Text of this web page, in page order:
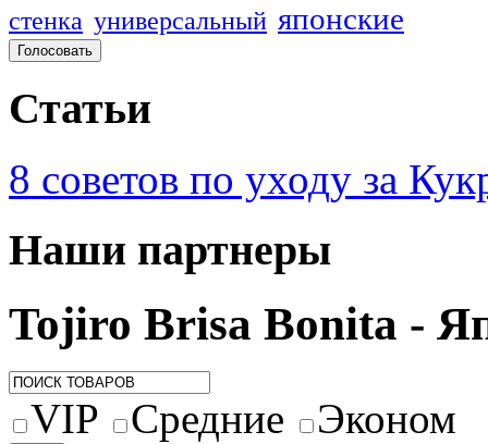
стенка универсальный японские
Статьи
8 советов по уходу за
Наши партнеры
Tojiro Brisa Bonita -
VIP Средние
Эконом